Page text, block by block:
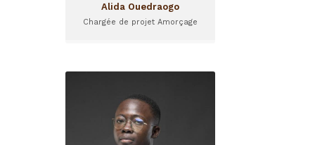
Alida Ouedraogo
Chargée de projet Amorçage
Chargé d'Investissement
Alioun a rejoint l’équipe de
I&P Côte d’Ivoire en tant que